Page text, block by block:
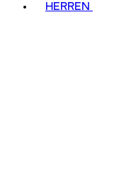
HERREN